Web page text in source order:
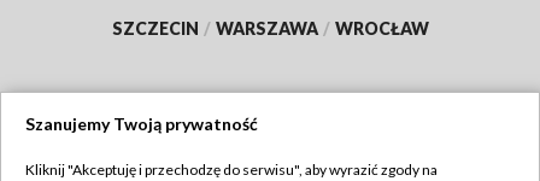
SZCZECIN / WARSZAWA / WROCŁAW
Szanujemy Twoją prywatność
Kliknij "Akceptuję i przechodzę do serwisu", aby wyrazić zgody na